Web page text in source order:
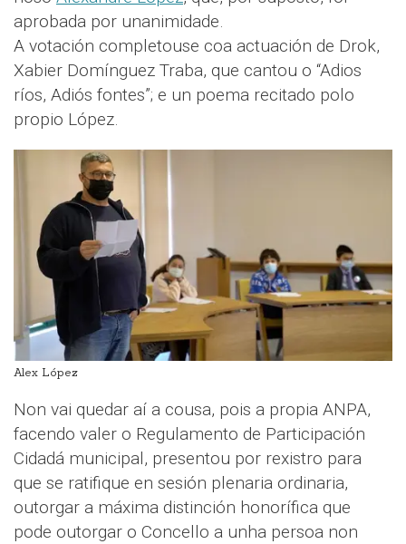
aprobada por unanimidade.
A votación completouse coa actuación de Drok,
Xabier Domínguez Traba, que cantou o “Adios
ríos, Adiós fontes”; e un poema recitado polo
propio López.
Alex López
Non vai quedar aí a cousa, pois a propia ANPA,
facendo valer o Regulamento de Participación
Cidadá municipal, presentou por rexistro para
que se ratifique en sesión plenaria ordinaria,
outorgar a máxima distinción honorífica que
pode outorgar o Concello a unha persoa non